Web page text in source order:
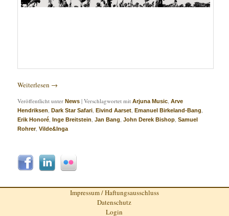
Weiterlesen →
Veröffentlicht unter News |Verschlagwortet mit Arjuna Music ,Arve
Hendriksen ,Dark Star Safari ,Eivind Aarset ,Emanuel Birkeland-Bang
Erik Honoré ,Inge Breitstein ,Jan Bang ,John Derek Bishop ,Samuel
Rohrer,Vilde&Inga
Impressum / Haftungsausschluss
Datenschutz
Login